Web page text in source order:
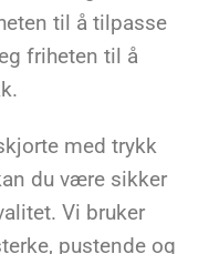
til å tilpasse
friheten til å
med trykk
du være sikker
Vi bruker
pustende og